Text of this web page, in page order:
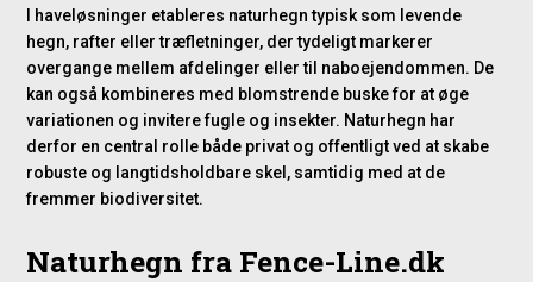
I haveløsninger etableres naturhegn typisk som levende
hegn, rafter eller træfletninger, der tydeligt markerer
overgange mellem afdelinger eller til naboejendommen. De
kan også kombineres med blomstrende buske for at øge
variationen og invitere fugle og insekter. Naturhegn har
derfor en central rolle både privat og offentligt ved at skabe
robuste og langtidsholdbare skel, samtidig med at de
fremmer biodiversitet.
Naturhegn fra Fence-Line.dk